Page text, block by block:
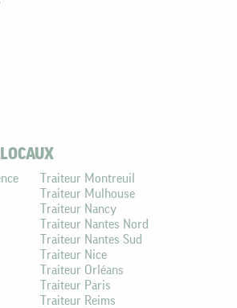
Traiteur Montreuil
Traiteur Mulhouse
Traiteur Nancy
Traiteur Nantes Nord
Traiteur Nantes Sud
Traiteur Nice
Traiteur Orléans
Traiteur Paris
Traiteur Reims